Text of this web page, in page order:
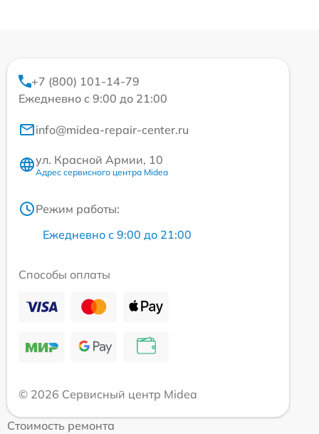
+7 (800) 101-14-79
Ежедневно с 9:00 до 21:00
info@midea-repair-center.ru
ул. Красной Армии, 10
Адрес сервисного центра Midea
Режим работы:
Ежедневно с 9:00 до 21:00
Способы оплаты
© 2026 Сервисный центр Midea
Стоимость ремонта